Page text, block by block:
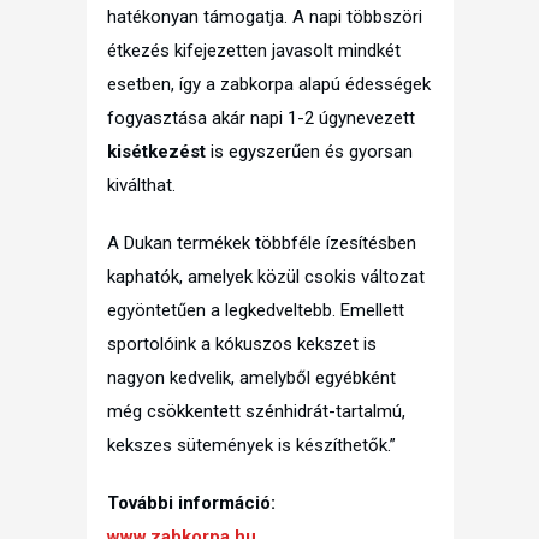
hatékonyan támogatja. A napi többszöri
étkezés kifejezetten javasolt mindkét
esetben, így a zabkorpa alapú édességek
fogyasztása akár napi 1-2 úgynevezett
kisétkezést is egyszerűen és gyorsan
kiválthat.
A Dukan termékek többféle ízesítésben
kaphatók, amelyek közül csokis változat
egyöntetűen a legkedveltebb. Emellett
sportolóink a kókuszos kekszet is
nagyon kedvelik, amelyből egyébként
még csökkentett szénhidrát-tartalmú,
kekszes sütemények is készíthetők.”
További információ: